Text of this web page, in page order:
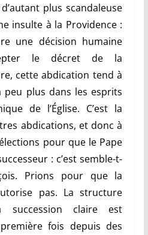
plus scandaleuse
insulte à la Providence :
une décision humaine
le décret de la
cette abdication tend à
plus dans les esprits
de l’Église. C’est la
abdications, et donc à
pour que le Pape
: c’est semble-t-
Prions pour que la
pas. La structure
succession claire est
fois depuis des